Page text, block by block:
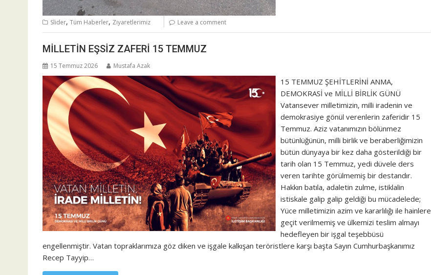
Slider, Tüm Haberler, Ziyaretlerimiz Leave a comment
MİLLETİN EŞSİZ ZAFERİ 15 TEMMUZ
15 Temmuz 2026 Mustafa Azak
15 TEMMUZ ŞEHİTLERİNİ ANMA,
DEMOKRASİ ve MİLLİ BİRLİK GÜNÜ
Vatansever milletimizin, milli iradenin ve
demokrasiye gönül verenlerin zaferidir 15
Temmuz. Aziz vatanımızın bölünmez
bütünlüğünün, milli birlik ve beraberliğimizin
bütün dünyaya bir kez daha gösterildiği bir
tarih olan 15 Temmuz, yedi düvele ders
veren tarihte görülmemiş bir destandır.
Hakkın batıla, adaletin zulme, istiklalin
istiskale galip galip geldiği bu mücadelede;
Yüce milletimizin azim ve kararlılığı ile hainlere
geçit verilmemiş ve ülkemizi teslim almayı
hedefleyen bir işgal teşebbüsü
engellenmiştir. Vatan topraklarımıza göz diken ve işgale kalkışan teröristlere karşı başta Sayın Cumhurbaşkanımız
Recep Tayyip…